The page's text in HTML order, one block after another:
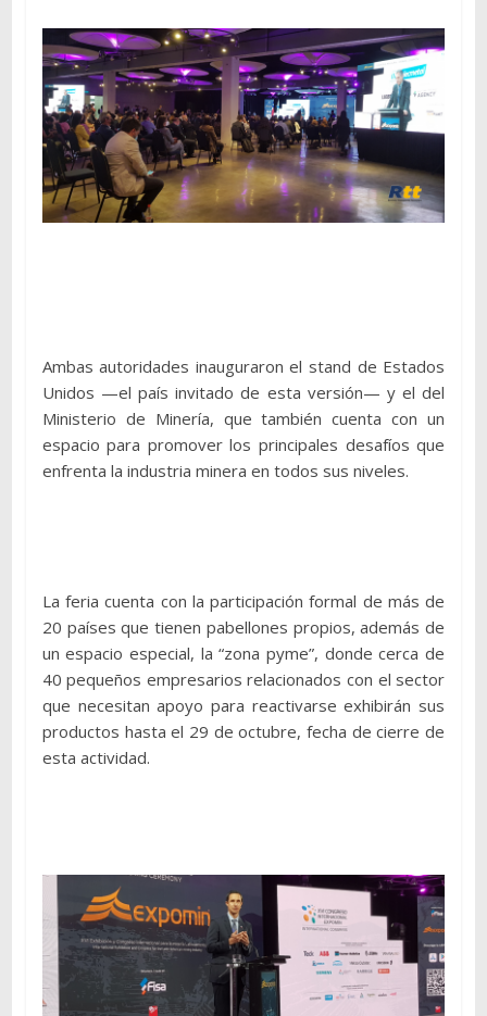
Ambas autoridades inauguraron el stand de Estados
Unidos —el país invitado de esta versión— y el del
Ministerio de Minería, que también cuenta con un
espacio para promover los principales desafíos que
enfrenta la industria minera en todos sus niveles.
La feria cuenta con la participación formal de más de
20 países que tienen pabellones propios, además de
un espacio especial, la “zona pyme”, donde cerca de
40 pequeños empresarios relacionados con el sector
que necesitan apoyo para reactivarse exhibirán sus
productos hasta el 29 de octubre, fecha de cierre de
esta actividad.